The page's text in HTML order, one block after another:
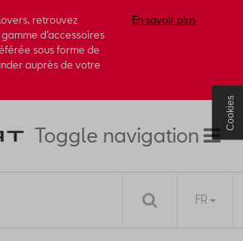
retrouvez
d’accessoires
sous forme de
auprès de votre
En savoir plus
Toggle navigation
FR
Cookies